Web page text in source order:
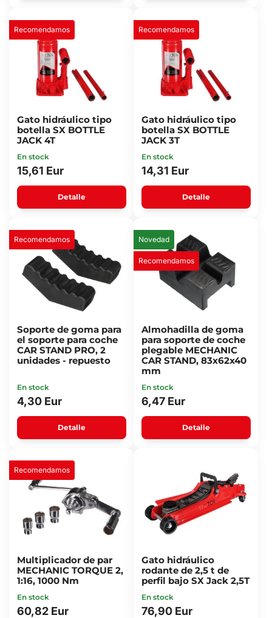
Recomendamos
Gato hidráulico tipo
botella SX BOTTLE
JACK 4T
En stock
15,61 Eur
Detalle
Recomendamos
Gato hidráulico tipo
botella SX BOTTLE
JACK 3T
En stock
14,31 Eur
Detalle
Recomendamos
Soporte de goma para
el soporte para coche
CAR STAND PRO, 2
unidades - repuesto
En stock
4,30 Eur
Detalle
Novedad
Recomendamos
Almohadilla de goma
para soporte de coche
plegable MECHANIC
CAR STAND, 83x62x40
mm
En stock
6,47 Eur
Detalle
Recomendamos
Multiplicador de par
MECHANIC TORQUE 2,
1:16, 1000 Nm
En stock
60,82 Eur
Gato hidráulico
rodante de 2,5 t de
perfil bajo SX Jack 2,5T
En stock
76,90 Eur